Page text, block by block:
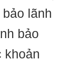
lãnh
bảo
khoản